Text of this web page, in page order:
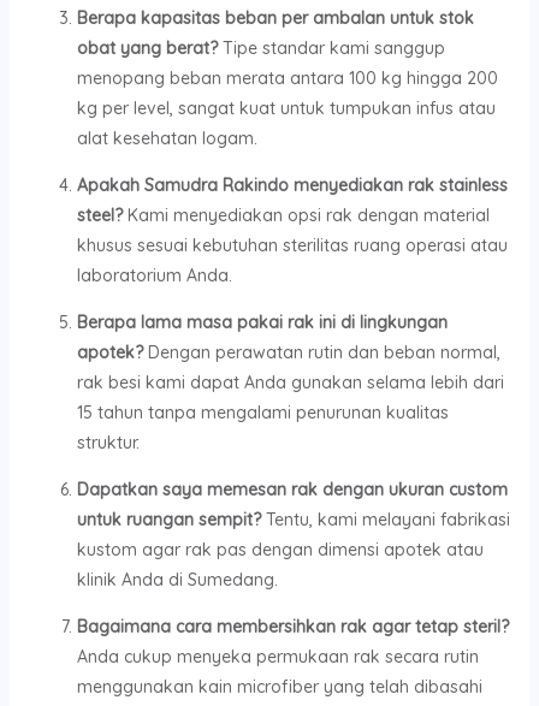
Berapa kapasitas beban per ambalan untuk stok
obat yang berat?Tipe standar kami sanggup
menopang beban merata antara 100 kg hingga 200
kg per level, sangat kuat untuk tumpukan infus atau
alat kesehatan logam.
Apakah Samudra Rakindo menyediakan rak stainless
steel?Kami menyediakan opsi rak dengan material
khusus sesuai kebutuhan sterilitas ruang operasi atau
laboratorium Anda.
Berapa lama masa pakai rak ini di lingkungan
apotek?Dengan perawatan rutin dan beban normal,
rak besi kami dapat Anda gunakan selama lebih dari
15 tahun tanpa mengalami penurunan kualitas
struktur.
Dapatkan saya memesan rak dengan ukuran custom
untuk ruangan sempit?Tentu, kami melayani fabrikasi
kustom agar rak pas dengan dimensi apotek atau
klinik Anda di Sumedang.
Bagaimana cara membersihkan rak agar tetap steril?
Anda cukup menyeka permukaan rak secara rutin
menggunakan kain microfiber yang telah dibasahi